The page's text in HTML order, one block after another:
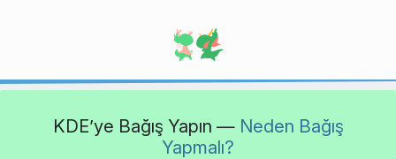
KDE’ye Bağış Yapın — Neden Bağış
Yapmalı?